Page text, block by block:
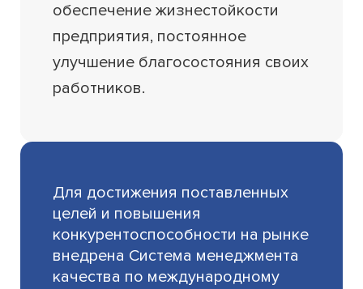
обеспечение жизнестойкости
предприятия, постоянное
улучшение благосостояния своих
работников.
Для достижения поставленных
целей и повышения
конкурентоспособности на рынке
внедрена Система менеджмента
качества по международному